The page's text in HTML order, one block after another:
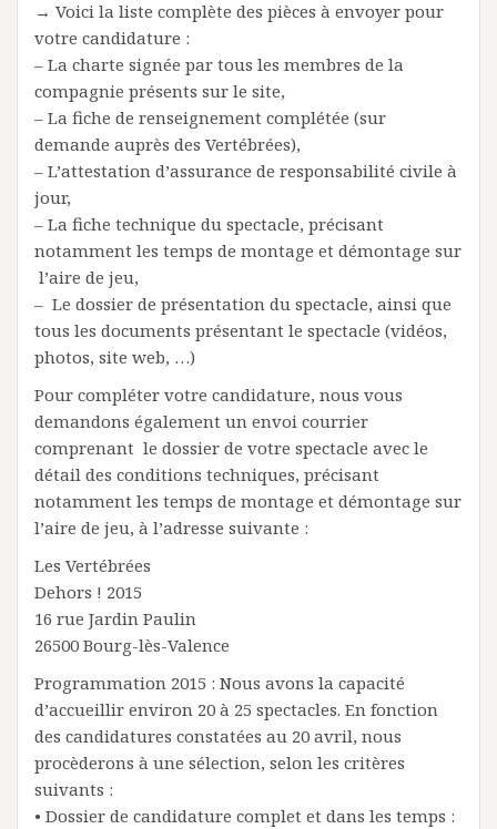
→ Voici la liste complète des pièces à envoyer pour
votre candidature :
– La charte signée par tous les membres de la
compagnie présents sur le site,
– La fiche de renseignement complétée (sur
demande auprès des Vertébrées),
– L’attestation d’assurance de responsabilité civile à
jour,
– La fiche technique du spectacle, précisant
notamment les temps de montage et démontage sur
l’aire de jeu,
– Le dossier de présentation du spectacle, ainsi que
tous les documents présentant le spectacle (vidéos,
photos, site web, …)
Pour compléter votre candidature, nous vous
demandons également un envoi courrier
comprenant le dossier de votre spectacle avec le
détail des conditions techniques, précisant
notamment les temps de montage et démontage sur
l’aire de jeu, à l’adresse suivante :
Les Vertébrées
Dehors ! 2015
16 rue Jardin Paulin
26500 Bourg-lès-Valence
Programmation 2015 : Nous avons la capacité
d’accueillir environ 20 à 25 spectacles. En fonction
des candidatures constatées au 20 avril, nous
procèderons à une sélection, selon les critères
suivants :
• Dossier de candidature complet et dans les temps :